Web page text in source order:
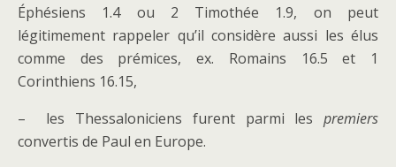
Éphésiens 1.4 ou 2 Timothée 1.9, on peut
légitimement rappeler qu’il considère aussi les élus
comme des prémices, ex. Romains 16.5 et 1
Corinthiens 16.15,
– les Thessaloniciens furent parmi les premiers
convertis de Paul en Europe.